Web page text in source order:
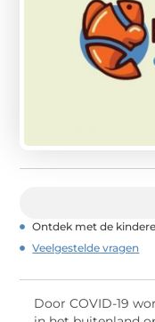
Ontdek met de
Veelgestelde vragen
Door COVID-19